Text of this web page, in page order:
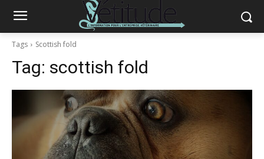
Tags Scottish fold
Tag: scottish fold